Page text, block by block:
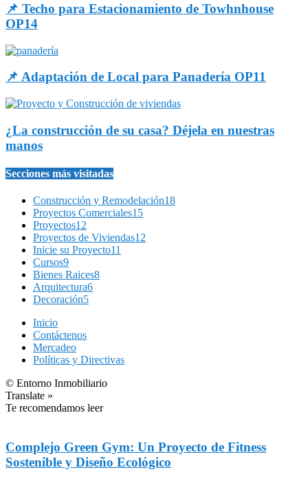
📌 Techo para Estacionamiento de Towhnhouse
OP14
📌 Adaptación de Local para Panadería OP11
¿La construcción de su casa? Déjela en nuestras
manos
Secciones más visitadas
Construcción y Remodelación18
Proyectos Comerciales15
Proyectos12
Proyectos de Viviendas12
Inicie su Proyecto11
Cursos9
Bienes Raices8
Arquitectura6
Decoración5
Inicio
Contáctenos
Mercadeo
Políticas y Directivas
© Entorno Inmobiliario
Translate »
Te recomendamos leer
Complejo Green Gym: Un Proyecto de Fitness
Sostenible y Diseño Ecológico